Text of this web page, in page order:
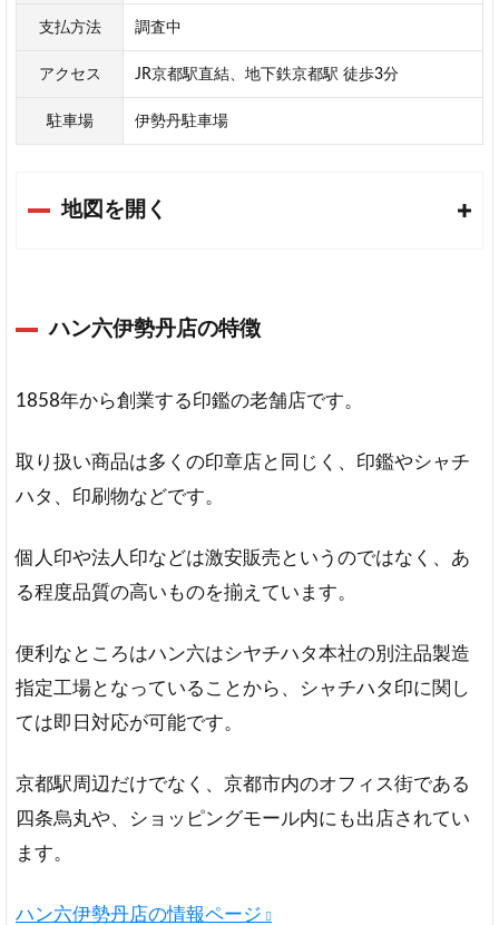
支払方法 調査中
アクセス JR京都駅直結、地下鉄京都駅 徒歩3分
駐車場 伊勢丹駐車場
地図を開く
ハン六伊勢丹店の特徴
1858年から創業する印鑑の老舗店です。
取り扱い商品は多くの印章店と同じく、印鑑やシャチ
ハタ、印刷物などです。
個人印や法人印などは激安販売というのではなく、あ
る程度品質の高いものを揃えています。
便利なところはハン六はシヤチハタ本社の別注品製造
指定工場となっていることから、シャチハタ印に関し
ては即日対応が可能です。
京都駅周辺だけでなく、京都市内のオフィス街である
四条烏丸や、ショッピングモール内にも出店されてい
ます。
ハン六伊勢丹店の情報ページ